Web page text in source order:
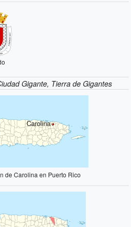
Gigante, Tierra de Gigantes
Carolina
de Carolina en Puerto Rico